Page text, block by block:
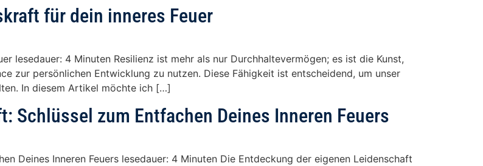
für dein inneres Feuer
lesedauer: 4 Minuten Resilienz ist mehr als nur Durchhaltevermögen; es ist die Kunst,
zur persönlichen Entwicklung zu nutzen. Diese Fähigkeit ist entscheidend, um unser
In diesem Artikel möchte ich […]
Schlüssel zum Entfachen Deines Inneren Feuers
Deines Inneren Feuers lesedauer: 4 Minuten Die Entdeckung der eigenen Leidenschaft